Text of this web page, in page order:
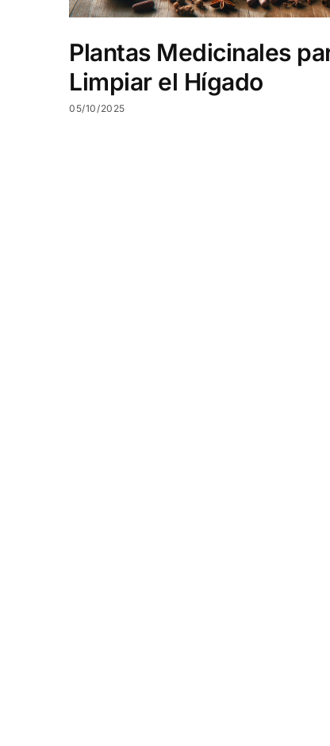
Plantas Medicinales
Limpiar el Hígado
05/10/2025